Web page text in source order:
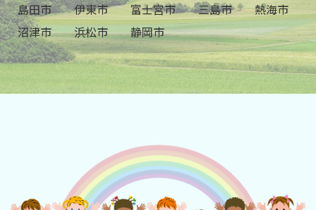
島田市
伊東市 富士宮市 三島市
熱海市
沼津市
浜松市 静岡市